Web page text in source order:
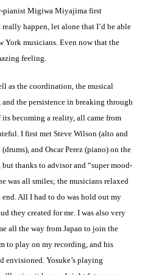
pianist Migiwa Miyajima first
happen, let alone that I’d be able
York musicians. Even now that the
feeling.
as the coordination, the musical
the persistence in breaking through
becoming a reality, all came from
I first met Steve Wilson (alto and
and Oscar Perez (piano) on the
thanks to advisor and “super mood-
was all smiles; the musicians relaxed
All I had to do was hold out my
they created for me. I was also very
all the way from Japan to join the
to play on my recording, and his
envisioned. Yosuke’s playing